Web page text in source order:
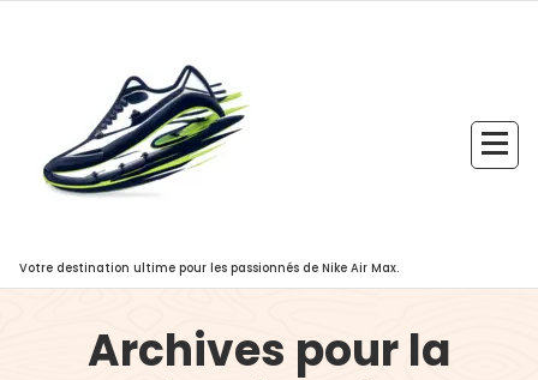
Votre destination ultime pour les passionnés de Nike Air Max.
Archives pour la